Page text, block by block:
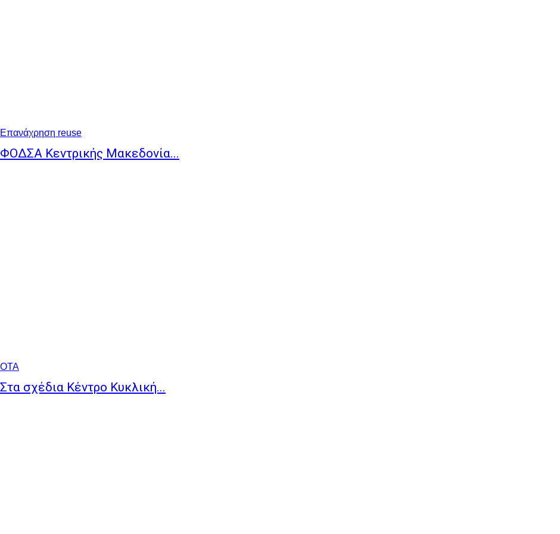
Επανάχρηση reuse
ΦΟΔΣΑ Κεντρικής Μακεδονία...
ΟΤΑ
Στα σχέδια Κέντρο Κυκλική...